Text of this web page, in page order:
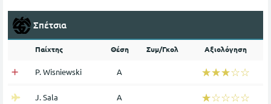
Σπέτσια
Παίχτης Θέση Συμ/Γκολ Αξιολόγηση
P. Wisniewski Α ☆☆☆☆☆
★★★★★
J. Sala Α ☆☆☆☆☆
★★★★★